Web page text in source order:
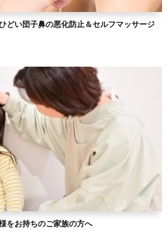
どい団子鼻の悪化防止＆セルフマッサージ
をお持ちのご家族の方へ